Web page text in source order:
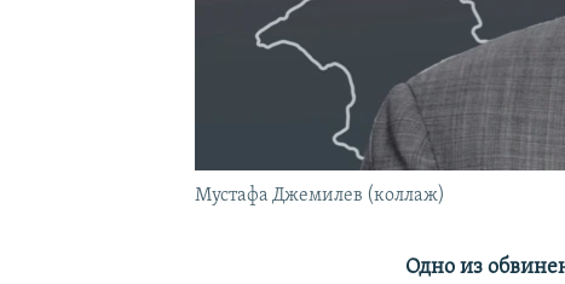
Мустафа Джемилев (коллаж)
Одно из